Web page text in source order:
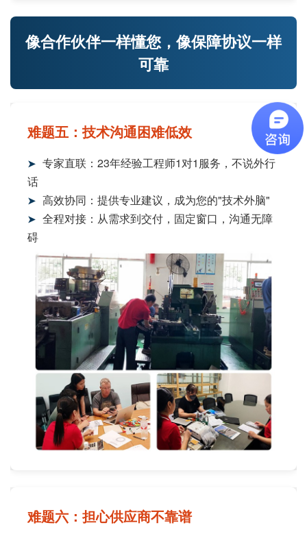
像合作伙伴一样懂您，像保障协议一样
可靠
难题五：技术沟通困难低效
➤ 专家直联：23年经验工程师1对1服务，不说外行
话
➤ 高效协同：提供专业建议，成为您的"技术外脑"
➤ 全程对接：从需求到交付，固定窗口，沟通无障
碍
难题六：担心供应商不靠谱